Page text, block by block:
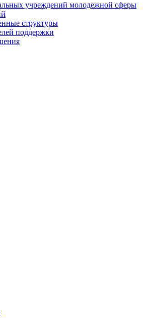
учреждений молодежной сферы
структуры
поддержки